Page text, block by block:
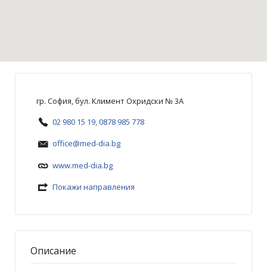
гр. София, бул. Климент Охридски № 3A
02 980 15 19, 0878 985 778
office@med-dia.bg
www.med-dia.bg
Покажи направления
Описание